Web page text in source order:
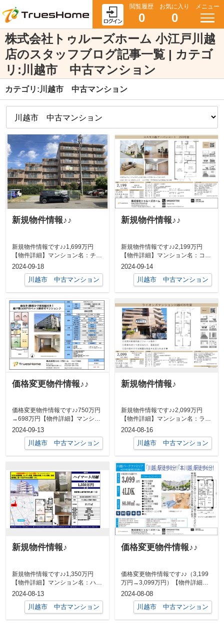
閲覧履歴
0
お気に入り
0
メニュー
株式会社トゥルーズホーム 小江戸川越
店のスタッフブログ記事一覧 | カテゴ
リ:川越市 中古マンション
カテゴリ:川越市 中古マンション
新規物件情報♪♪
新規物件情報です♪♪1,699万円
【物件詳細】マンション名：チサ
ンマンション川越所在地：川越市
笠幡3...
2024-09-18
川越市 中古マンション
新規物件情報♪♪
新規物件情報です♪♪2,199万円
【物件詳細】マンション名：コス
モ川越アーバンコート所在地：川
越市岸...
2024-09-14
川越市 中古マンション
価格変更物件情報♪♪
価格変更物件情報です♪♪750万円
→698万円【物件詳細】マンショ
ン名：川越グリーンパークM-1所
2024-09-13
川越市 中古マンション
新規物件情報♪
新規物件情報です♪♪2,099万円
【物件詳細】マンション名：ライ
オンズマンション川越所在地：川
越市大...
2024-08-16
川越市 中古マンション
新規物件情報♪
新規物件情報です♪♪1,350万円
【物件詳細】マンション名：ハイ
マート川越所在地：川越市岸町1-
2024-08-13
川越市 中古マンション
価格変更物件情報♪♪
価格変更物件情報です♪♪（3,199
万円→3,099万円）【物件詳細】
マンション名：川越パークファ
2024-08-08
川越市 中古マンション